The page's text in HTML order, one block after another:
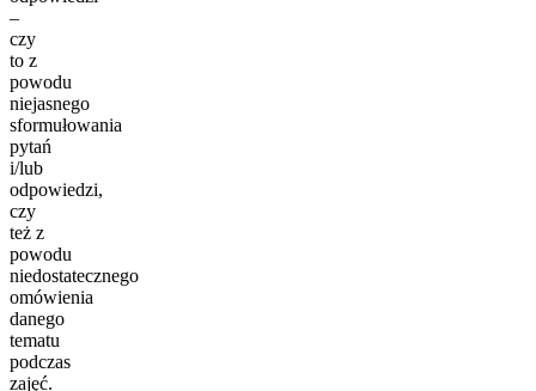
–
czy
to z
powodu
niejasnego
sformułowania
pytań
i/lub
odpowiedzi,
czy
też z
powodu
niedostatecznego
omówienia
danego
tematu
podczas
zajęć.